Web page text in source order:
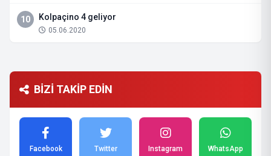
10 Kolpaçino 4 geliyor
05.06.2020
BİZİ TAKİP EDİN
Facebook Twitter Instagram WhatsApp